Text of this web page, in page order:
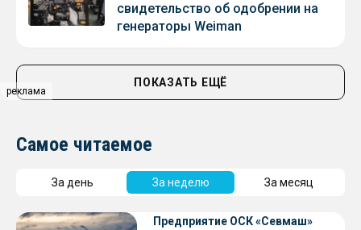
реклама
свидетельство об одобрении на
генераторы Weiman
ПОКАЗАТЬ ЕЩЁ
Самое читаемое
За день За неделю За месяц
Предприятие ОСК «Севмаш»